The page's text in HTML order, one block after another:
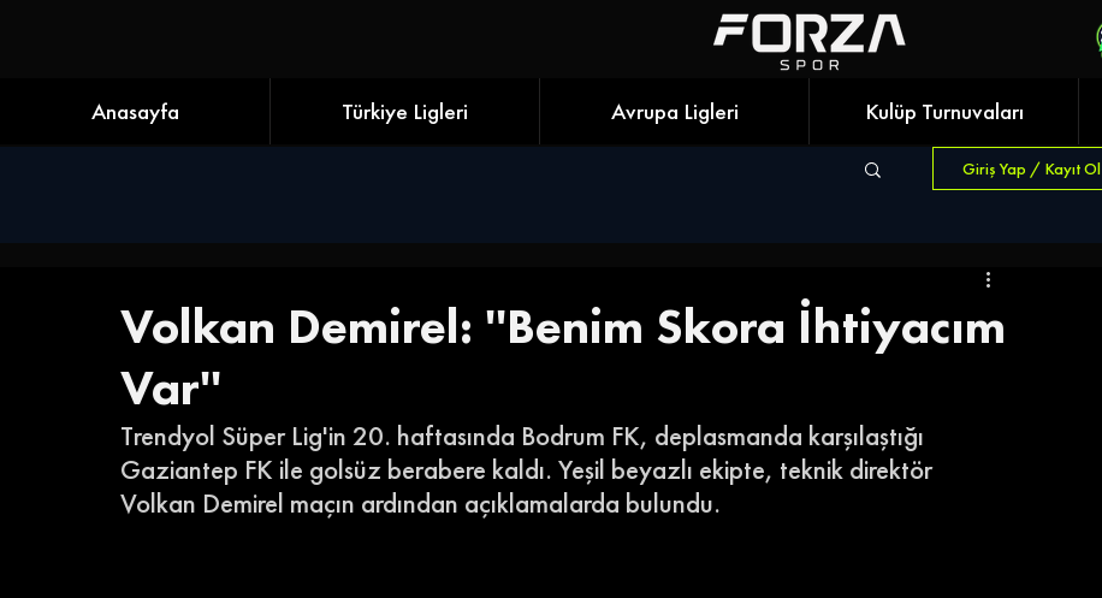
Anasayfa Türkiye Ligleri Avrupa Ligleri Kulüp Turnuvaları
Giriş Yap / Kayıt Ol
Volkan Demirel: ''Benim Skora İhtiyacım
Var''
Trendyol Süper Lig'in 20. haftasında Bodrum FK, deplasmanda karşılaştığı
Gaziantep FK ile golsüz berabere kaldı. Yeşil beyazlı ekipte, teknik direktör
Volkan Demirel maçın ardından açıklamalarda bulundu.